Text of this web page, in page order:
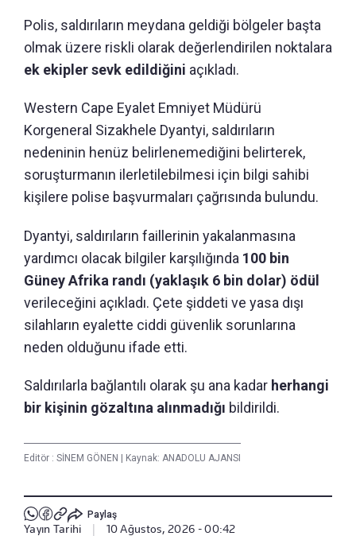
Polis, saldırıların meydana geldiği bölgeler başta
olmak üzere riskli olarak değerlendirilen noktalara
ek ekipler sevk edildiğini açıkladı.
Western Cape Eyalet Emniyet Müdürü
Korgeneral Sizakhele Dyantyi, saldırıların
nedeninin henüz belirlenemediğini belirterek,
soruşturmanın ilerletilebilmesi için bilgi sahibi
kişilere polise başvurmaları çağrısında bulundu.
Dyantyi, saldırıların faillerinin yakalanmasına
yardımcı olacak bilgiler karşılığında 100 bin
Güney Afrika randı (yaklaşık 6 bin dolar) ödül
verileceğini açıkladı. Çete şiddeti ve yasa dışı
silahların eyalette ciddi güvenlik sorunlarına
neden olduğunu ifade etti.
Saldırılarla bağlantılı olarak şu ana kadar herhangi
bir kişinin gözaltına alınmadığı bildirildi.
Editör : SİNEM GÖNEN | Kaynak: ANADOLU AJANSI
Paylaş
Yayın Tarihi 10 Ağustos, 2026 - 00:42